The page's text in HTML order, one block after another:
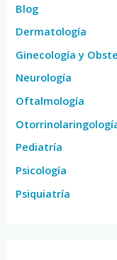
Blog
Dermatología
Ginecología y
Neurología
Oftalmología
Pediatría
Psicología
Psiquiatría